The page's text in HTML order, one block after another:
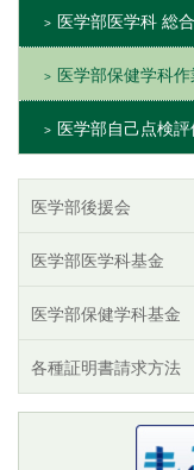
医学部医学科 総
医学部保健学科
医学部自己点検
医学部後援会
医学部医学科基金
医学部保健学科基金
各種証明書請求方法